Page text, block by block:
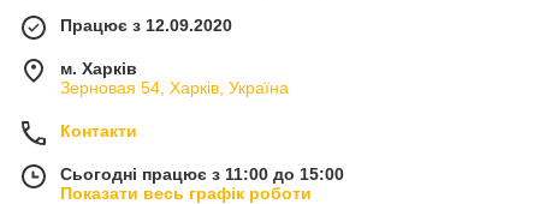
Працює з 12.09.2020
м. Харків
Зерновая 54, Харків, Україна
Контакти
Сьогодні працює з 11:00 до 15:00
Показати весь графік роботи